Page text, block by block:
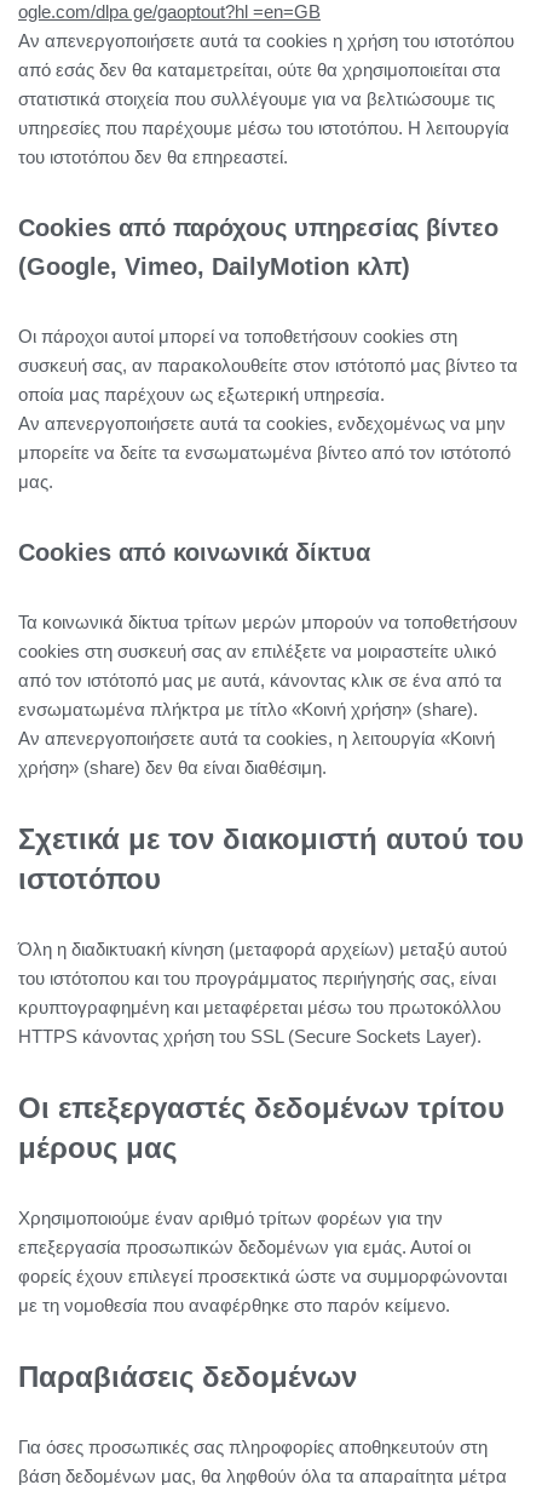
ogle.com/dlpa ge/gaoptout?hl =en=GB
Αν απενεργοποιήσετε αυτά τα cookies η χρήση του ιστοτόπου
από εσάς δεν θα καταμετρείται, ούτε θα χρησιμοποιείται στα
στατιστικά στοιχεία που συλλέγουμε για να βελτιώσουμε τις
υπηρεσίες που παρέχουμε μέσω του ιστοτόπου. Η λειτουργία
του ιστοτόπου δεν θα επηρεαστεί.
Cookies από παρόχους υπηρεσίας βίντεο
(Google, Vimeo, DailyMotion κλπ)
Οι πάροχοι αυτοί μπορεί να τοποθετήσουν cookies στη
συσκευή σας, αν παρακολουθείτε στον ιστότοπό μας βίντεο τα
οποία μας παρέχουν ως εξωτερική υπηρεσία.
Αν απενεργοποιήσετε αυτά τα cookies, ενδεχομένως να μην
μπορείτε να δείτε τα ενσωματωμένα βίντεο από τον ιστότοπό
μας.
Cookies από κοινωνικά δίκτυα
Τα κοινωνικά δίκτυα τρίτων μερών μπορούν να τοποθετήσουν
cookies στη συσκευή σας αν επιλέξετε να μοιραστείτε υλικό
από τον ιστότοπό μας με αυτά, κάνοντας κλικ σε ένα από τα
ενσωματωμένα πλήκτρα με τίτλο «Κοινή χρήση» (share).
Αν απενεργοποιήσετε αυτά τα cookies, η λειτουργία «Κοινή
χρήση» (share) δεν θα είναι διαθέσιμη.
Σχετικά με τον διακομιστή αυτού του
ιστοτόπου
Όλη η διαδικτυακή κίνηση (μεταφορά αρχείων) μεταξύ αυτού
του ιστότοπου και του προγράμματος περιήγησής σας, είναι
κρυπτογραφημένη και μεταφέρεται μέσω του πρωτοκόλλου
HTTPS κάνοντας χρήση του SSL (Secure Sockets Layer).
Οι επεξεργαστές δεδομένων τρίτου
μέρους μας
Χρησιμοποιούμε έναν αριθμό τρίτων φορέων για την
επεξεργασία προσωπικών δεδομένων για εμάς. Αυτοί οι
φορείς έχουν επιλεγεί προσεκτικά ώστε να συμμορφώνονται
με τη νομοθεσία που αναφέρθηκε στο παρόν κείμενο.
Παραβιάσεις δεδομένων
Για όσες προσωπικές σας πληροφορίες αποθηκευτούν στη
βάση δεδομένων μας, θα ληφθούν όλα τα απαραίτητα μέτρα